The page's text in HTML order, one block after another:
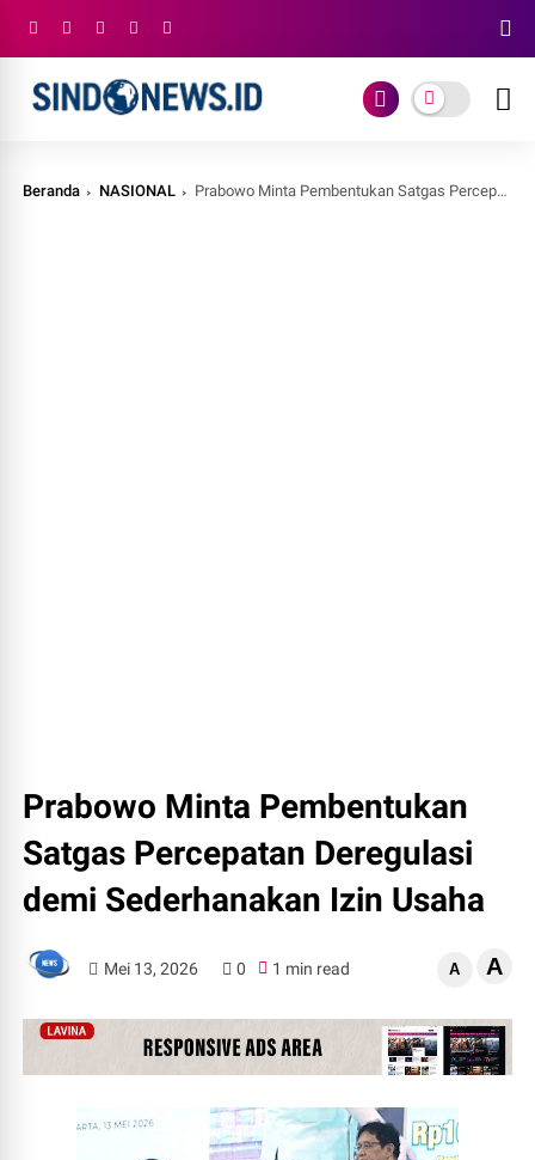
Beranda NASIONAL Prabowo Minta Pembentukan Satgas Percepatan Deregulasi demi Sederhanakan Izin Usaha
Prabowo Minta Pembentukan
Satgas Percepatan Deregulasi
demi Sederhanakan Izin Usaha
Mei 13, 2026 0 1 min read A A